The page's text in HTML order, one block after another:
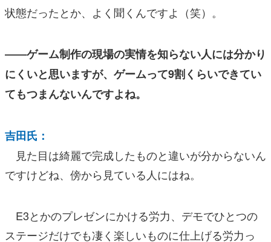
状態だったとか、よく聞くんですよ（笑）。
――ゲーム制作の現場の実情を知らない人には分かり
にくいと思いますが、ゲームって9割くらいできてい
てもつまんないんですよね。
吉田氏：
見た目は綺麗で完成したものと違いが分からないん
ですけどね、傍から見ている人にはね。
E3とかのプレゼンにかける労力、デモでひとつの
ステージだけでも凄く楽しいものに仕上げる労力っ